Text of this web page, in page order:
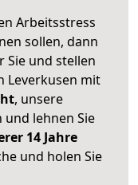
Arbeitsstress
sollen, dann
Sie und stellen
Leverkusen mit
, unsere
und lehnen Sie
14 Jahre
und holen Sie